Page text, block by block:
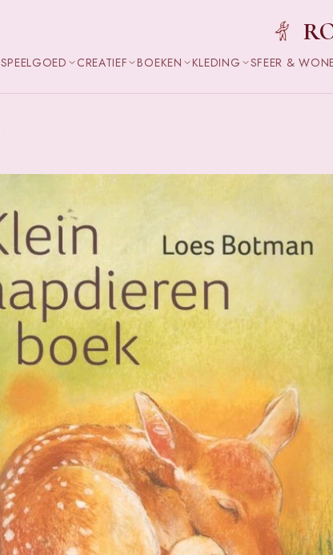
SPEELGOED CREATIEF BOEKEN KLEDING SFEER &